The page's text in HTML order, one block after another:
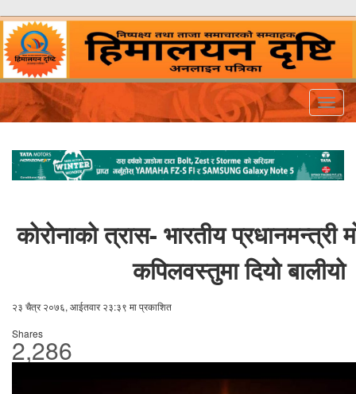
कोरोनाको त्रास- भारतीय प्रधानमन्त्री
कपिलवस्तुमा दियो
२३ चैत्र २०७६, आईतवार २३:३९ मा प्रकाशित
Shares
2,286